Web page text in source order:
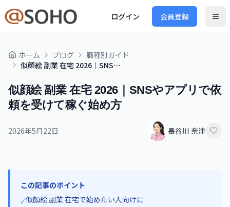
ログイン 会員登録
ホーム ブログ
職種別ガイド
似顔絵 副業 在宅 2026｜SNSやアプリで依頼を受けて稼ぐ始め方
似顔絵 副業 在宅 2026｜SNSやアプリで依
頼を受けて稼ぐ始め方
2026年5月22日 長谷川 奈津
この記事のポイント
✓似顔絵 副業 在宅で始めたい人向けに